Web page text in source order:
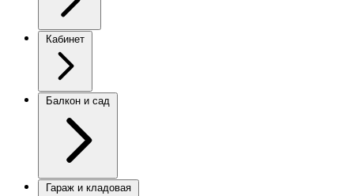
Кабинет
Балкон и сад
Гараж и кладовая